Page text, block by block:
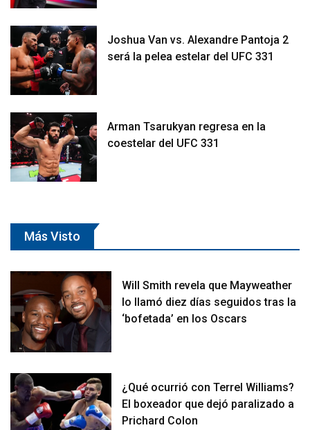
Joshua Van vs. Alexandre Pantoja 2
será la pelea estelar del UFC 331
Arman Tsarukyan regresa en la
coestelar del UFC 331
Más Visto
Will Smith revela que Mayweather
lo llamó diez días seguidos tras la
‘bofetada’ en los Oscars
¿Qué ocurrió con Terrel Williams?
El boxeador que dejó paralizado a
Prichard Colon